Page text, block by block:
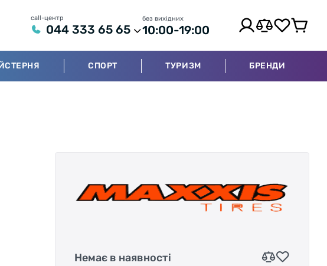
call-центр
044 333 65 65
без вихідних
10:00-19:00
СПОРТ ТУРИЗМ БРЕНДИ
Немає в наявності